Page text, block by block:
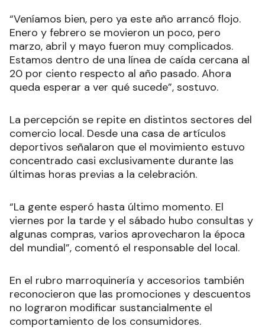
“Veníamos bien, pero ya este año arrancó flojo.
Enero y febrero se movieron un poco, pero
marzo, abril y mayo fueron muy complicados.
Estamos dentro de una línea de caída cercana al
20 por ciento respecto al año pasado. Ahora
queda esperar a ver qué sucede”, sostuvo.
La percepción se repite en distintos sectores del
comercio local. Desde una casa de artículos
deportivos señalaron que el movimiento estuvo
concentrado casi exclusivamente durante las
últimas horas previas a la celebración.
“La gente esperó hasta último momento. El
viernes por la tarde y el sábado hubo consultas y
algunas compras, varios aprovecharon la época
del mundial”, comentó el responsable del local.
En el rubro marroquinería y accesorios también
reconocieron que las promociones y descuentos
no lograron modificar sustancialmente el
comportamiento de los consumidores.